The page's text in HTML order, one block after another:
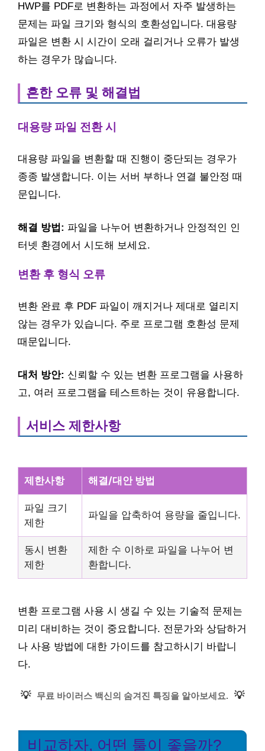
HWP를 PDF로 변환하는 과정에서 자주 발생하는
문제는 파일 크기와 형식의 호환성입니다. 대용량
파일은 변환 시 시간이 오래 걸리거나 오류가 발생
하는 경우가 많습니다.
흔한 오류 및 해결법
대용량 파일 전환 시
대용량 파일을 변환할 때 진행이 중단되는 경우가
종종 발생합니다. 이는 서버 부하나 연결 불안정 때
문입니다.
해결 방법: 파일을 나누어 변환하거나 안정적인 인
터넷 환경에서 시도해 보세요.
변환 후 형식 오류
변환 완료 후 PDF 파일이 깨지거나 제대로 열리지
않는 경우가 있습니다. 주로 프로그램 호환성 문제
때문입니다.
대처 방안: 신뢰할 수 있는 변환 프로그램을 사용하
고, 여러 프로그램을 테스트하는 것이 유용합니다.
서비스 제한사항
제한사항 해결/대안 방법
파일 크기
제한
파일을 압축하여 용량을 줄입니다.
동시 변환
제한
제한 수 이하로 파일을 나누어 변
환합니다.
변환 프로그램 사용 시 생길 수 있는 기술적 문제는
미리 대비하는 것이 중요합니다. 전문가와 상담하거
나 사용 방법에 대한 가이드를 참고하시기 바랍니
다.
💡 무료 바이러스 백신의 숨겨진 특징을 알아보세요. 💡
비교하자, 어떤 툴이 좋을까?